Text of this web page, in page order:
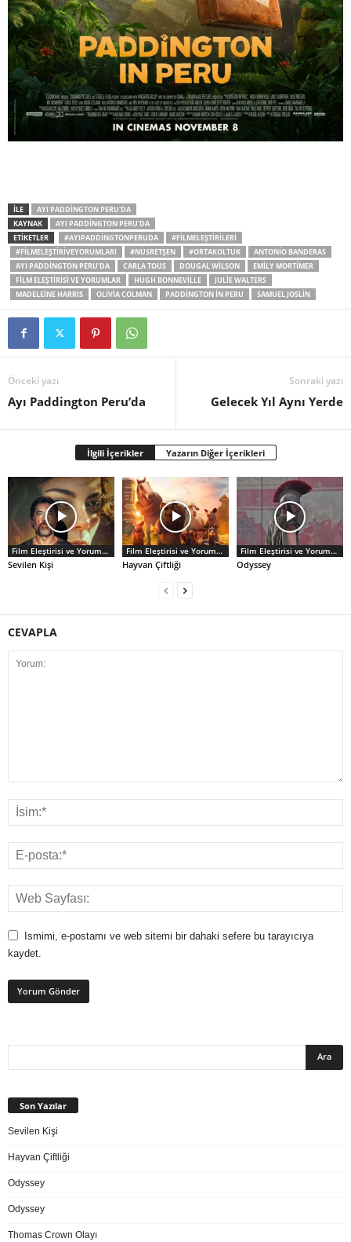
İLE
AYI PADDINGTON PERU'DA
KAYNAK
AYI PADDINGTON PERU'DA
ETİKETLER
#AYIPADDINGTONPERUDA
#FILMELEŞTIRILERI
#FILMELEŞTIRIVEYORUMLARI
#NUSRETŞEN #ORTAKOLTUK
ANTONIO BANDERAS
AYI PADDINGTON PERU'DA
CARLA TOUS DOUGAL WILSON
EMILY MORTIMER
FILM ELEŞTIRISI VE YORUMLAR
HUGH BONNEVILLE
JULIE WALTERS
MADELEINE HARRIS
OLIVIA COLMAN PADDINGTON IN PERU SAMUEL JOSLIN
Önceki yazı
Ayı Paddington Peru’da
Sonraki yazı
Gelecek Yıl Aynı Yerde
İlgili İçerikler Yazarın Diğer İçerikleri
Film Eleştirisi ve Yorumlar
Sevilen Kişi
Film Eleştirisi ve Yorumlar
Hayvan Çiftliği
Film Eleştirisi ve Yorumlar
Odyssey
CEVAPLA
Ismimi, e-postamı ve web sitemi bir dahaki sefere bu tarayıcıya
kaydet.
Son Yazılar
Sevilen Kişi
Hayvan Çiftliği
Odyssey
Odyssey
Thomas Crown Olayı